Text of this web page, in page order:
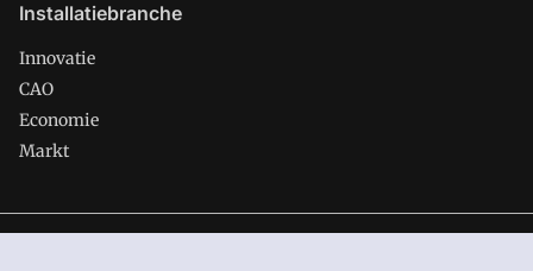
Installatiebranche
Innovatie
CAO
Economie
Markt